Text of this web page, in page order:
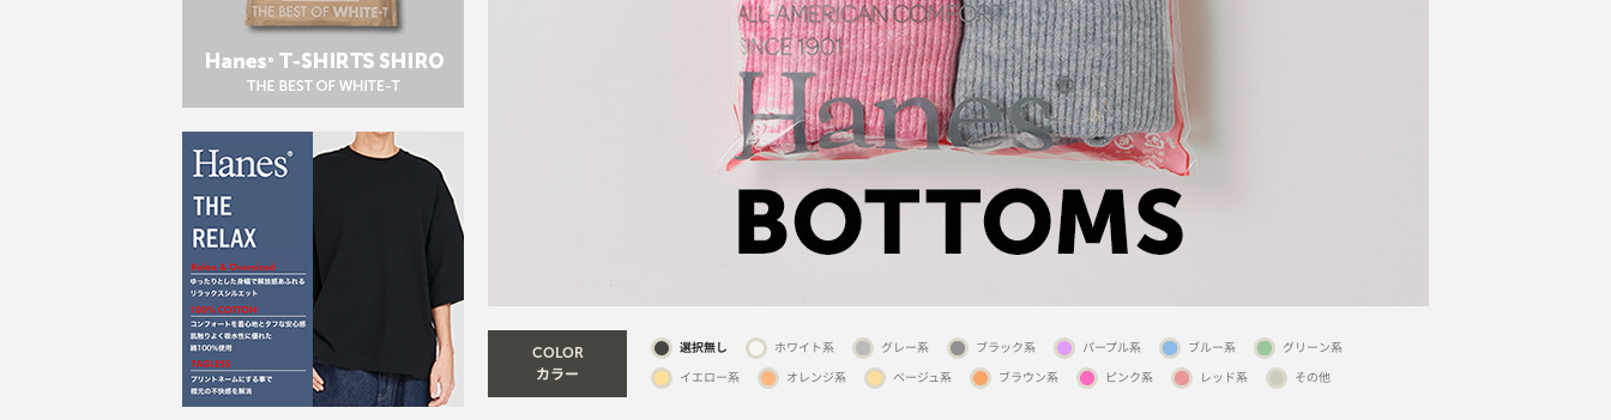
COLOR
カラー
選択無し ホワイト系 グレー系 ブラック系 パープル系 ブルー系 グリーン系
イエロー系 オレンジ系 ベージュ系 ブラウン系 ピンク系 レッド系 その他